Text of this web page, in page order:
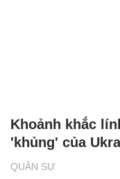
QUÂN SỰ
Khoảnh khắc
'khủng' của